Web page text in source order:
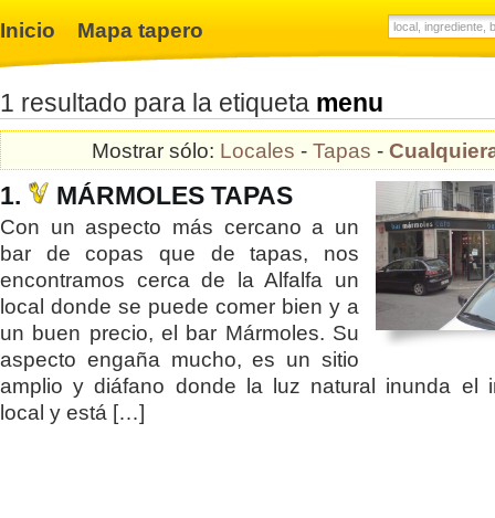
Inicio Mapa tapero
1 resultado para la etiqueta menu
Mostrar sólo: Locales - Tapas -
1. MÁRMOLES TAPAS
Con un aspecto más cercano a un
bar de copas que de tapas, nos
encontramos cerca de la Alfalfa un
local donde se puede comer bien y a
un buen precio, el bar Mármoles. Su
aspecto engaña mucho, es un sitio
amplio y diáfano donde la luz natural inunda el
local y está […]